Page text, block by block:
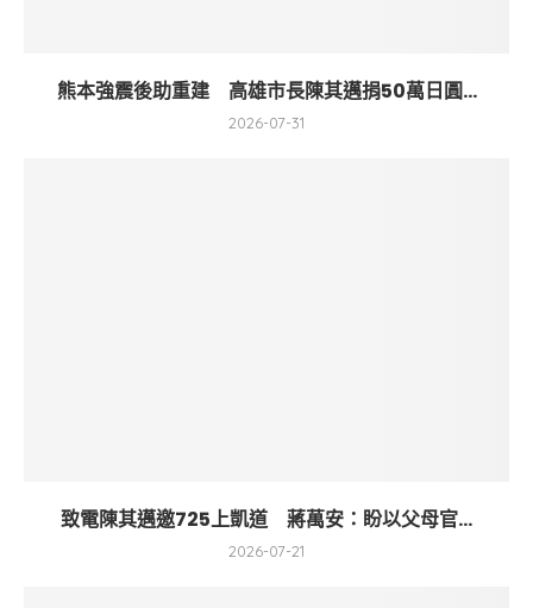
熊本強震後助重建 高雄市長陳其邁捐50萬日圓...
2026-07-31
致電陳其邁邀725上凱道 蔣萬安：盼以父母官...
2026-07-21